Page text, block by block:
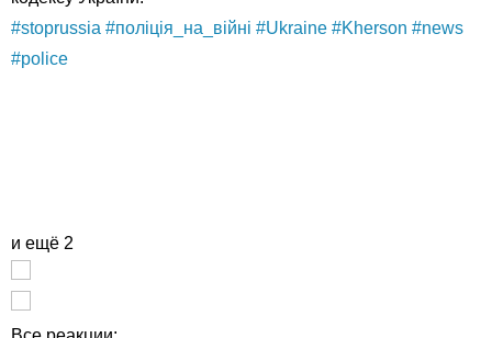
#stoprussia #поліція_на_війні #Ukraine #Kherson #news
#police
и ещё 2